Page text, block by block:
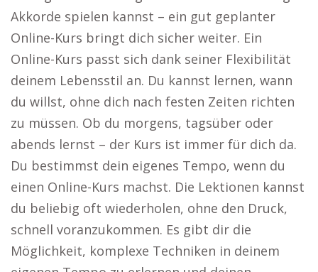
Akkorde spielen kannst – ein gut geplanter
Online-Kurs bringt dich sicher weiter. Ein
Online-Kurs passt sich dank seiner Flexibilität
deinem Lebensstil an. Du kannst lernen, wann
du willst, ohne dich nach festen Zeiten richten
zu müssen. Ob du morgens, tagsüber oder
abends lernst – der Kurs ist immer für dich da.
Du bestimmst dein eigenes Tempo, wenn du
einen Online-Kurs machst. Die Lektionen kannst
du beliebig oft wiederholen, ohne den Druck,
schnell voranzukommen. Es gibt dir die
Möglichkeit, komplexe Techniken in deinem